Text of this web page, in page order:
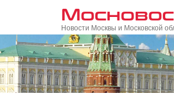
Новости Москвы и Московской